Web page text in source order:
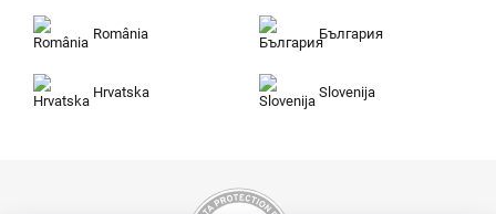
România България
Hrvatska Slovenija